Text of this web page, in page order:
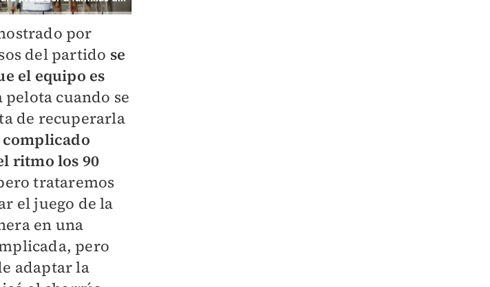
por
del partido se
el equipo es
pelota cuando se
de recuperarla
complicado
ritmo los 90
trataremos
el juego de la
en una
pero
adaptar la